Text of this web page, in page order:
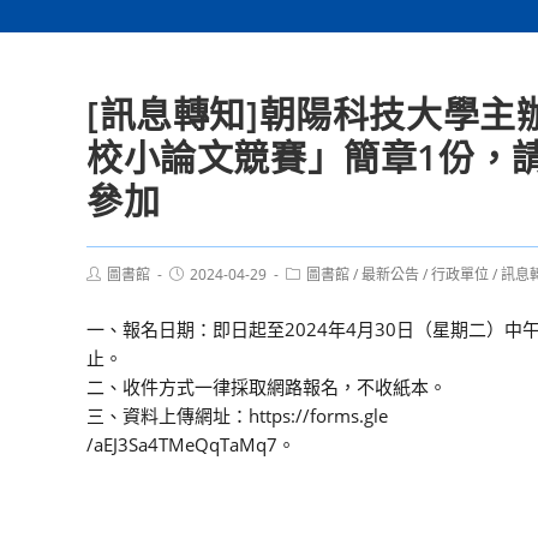
[訊息轉知]朝陽科技大學主
校小論文競賽」簡章1份，
參加
Post圖書館
Post2024-04-29
Post圖書館/最新公告/行政單位/訊息
一、報名日期：即日起至2024年4月30日（星期二）中
止。
二、收件方式一律採取網路報名，不收紙本。
三、資料上傳網址：https://forms.gle
/aEJ3Sa4TMeQqTaMq7。